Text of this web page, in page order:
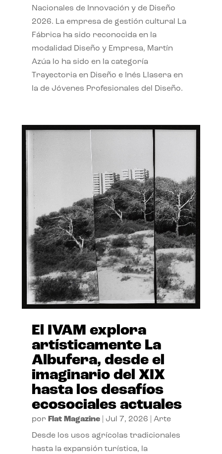
Nacionales de Innovación y de Diseño
2026. La empresa de gestión cultural La
Fábrica ha sido reconocida en la
modalidad Diseño y Empresa, Martín
Azúa lo ha sido en la categoría
Trayectoria en Diseño e Inés Llasera en
la de Jóvenes Profesionales del Diseño.
El IVAM explora
artísticamente La
Albufera, desde el
imaginario del XIX
hasta los desafíos
ecosociales actuales
por Flat Magazine| Jul 7, 2026 Arte
Desde los usos agrícolas tradicionales
hasta la expansión turística, la